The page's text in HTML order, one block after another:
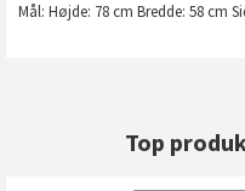
Mål: Højde: 78 cm Bredde: 58 cm
Top